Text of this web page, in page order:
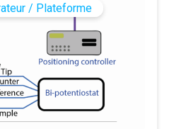
/ Plateforme